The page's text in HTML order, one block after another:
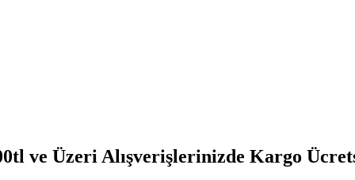
ve Üzeri Alışverişlerinizde Kargo